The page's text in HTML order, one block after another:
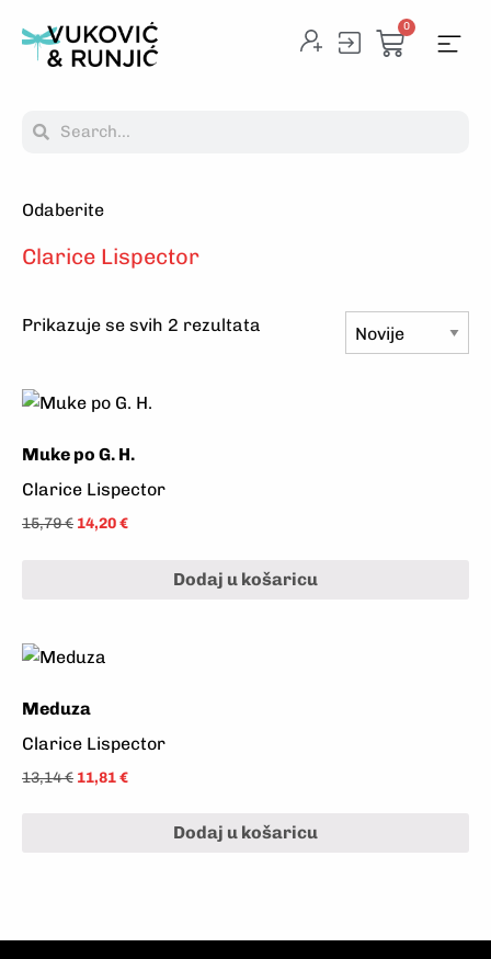
0
Odaberite
Clarice Lispector
Prikazuje se svih 2 rezultata
Muke po G. H.
Clarice Lispector
15,79€ 14,20€
Dodaj u košaricu
Meduza
Clarice Lispector
13,14€ 11,81€
Dodaj u košaricu